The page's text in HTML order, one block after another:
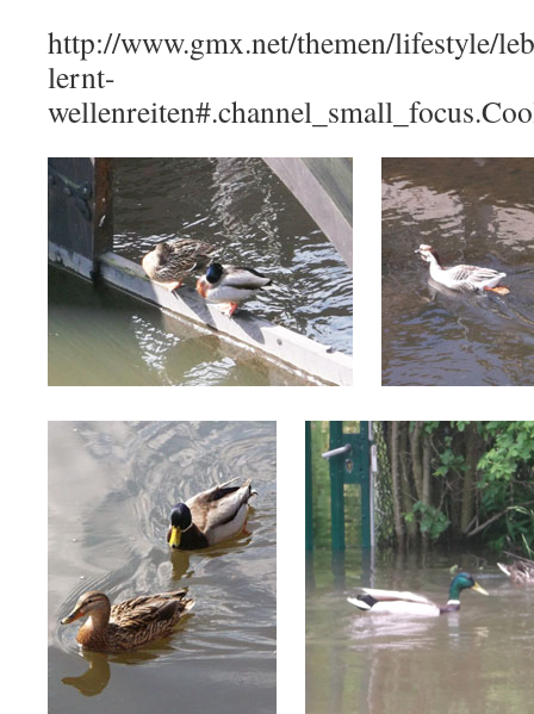
http://www.gmx.net/themen/lifestyle/
lernt-